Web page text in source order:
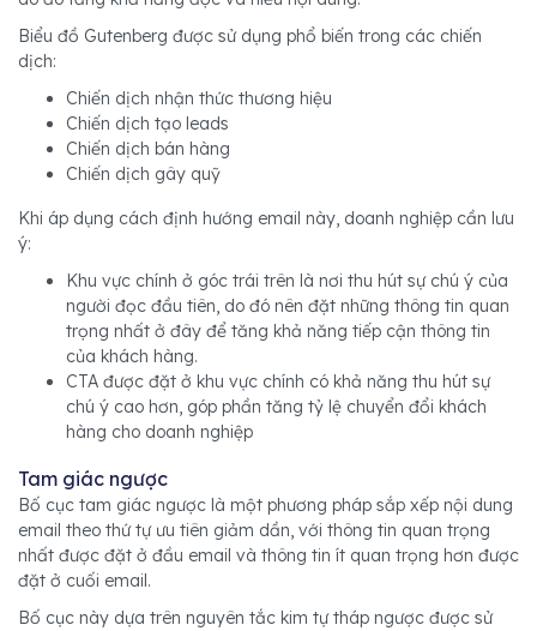
Biểu đồ Gutenberg được sử dụng phổ biến trong các chiến
dịch:
Chiến dịch nhận thức thương hiệu
Chiến dịch tạo leads
Chiến dịch bán hàng
Chiến dịch gây quỹ
Khi áp dụng cách định hướng email này, doanh nghiệp cần lưu
ý:
Khu vực chính ở góc trái trên là nơi thu hút sự chú ý của
người đọc đầu tiên, do đó nên đặt những thông tin quan
trọng nhất ở đây để tăng khả năng tiếp cận thông tin
của khách hàng.
CTA được đặt ở khu vực chính có khả năng thu hút sự
chú ý cao hơn, góp phần tăng tỷ lệ chuyển đổi khách
hàng cho doanh nghiệp
Tam giác ngược
Bố cục tam giác ngược là một phương pháp sắp xếp nội dung
email theo thứ tự ưu tiên giảm dần, với thông tin quan trọng
nhất được đặt ở đầu email và thông tin ít quan trọng hơn được
đặt ở cuối email.
Bố cục này dựa trên nguyên tắc kim tự tháp ngược được sử